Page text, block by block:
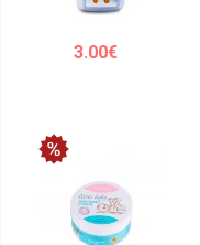
3.00€